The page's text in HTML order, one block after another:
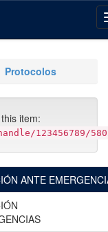
Protocolos
item:
123456789/
ANTE